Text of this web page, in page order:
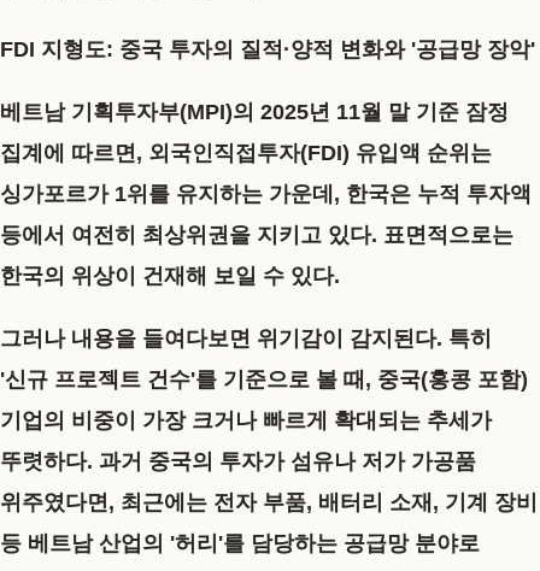
FDI 지형도: 중국 투자의 질적·양적 변화와 '공급망 장악'
베트남 기획투자부(MPI)의 2025년 11월 말 기준 잠정
집계에 따르면, 외국인직접투자(FDI) 유입액 순위는
싱가포르가 1위를 유지하는 가운데, 한국은 누적 투자액
등에서 여전히 최상위권을 지키고 있다. 표면적으로는
한국의 위상이 건재해 보일 수 있다.
그러나 내용을 들여다보면 위기감이 감지된다. 특히
'신규 프로젝트 건수'를 기준으로 볼 때, 중국(홍콩 포함)
기업의 비중이 가장 크거나 빠르게 확대되는 추세가
뚜렷하다. 과거 중국의 투자가 섬유나 저가 가공품
위주였다면, 최근에는 전자 부품, 배터리 소재, 기계 장비
등 베트남 산업의 '허리'를 담당하는 공급망 분야로